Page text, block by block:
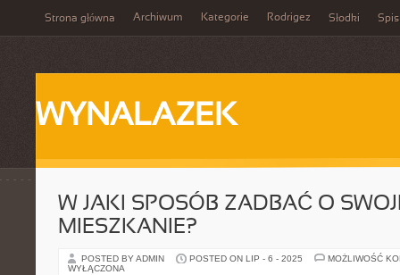
Strona główna Archiwum Kategorie Rodrigez Słodki Spis
WYNALAZEK
W JAKI SPOSÓB ZADBAĆ O
MIESZKANIE?
POSTED BY ADMIN POSTED ON LIP - 6 - 2025
MOŻLIWOŚĆ
WYŁĄCZONA